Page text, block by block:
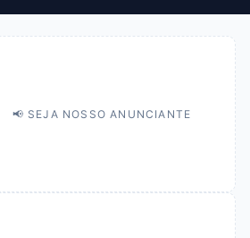
📢 SEJA NOSSO ANUNCIANTE